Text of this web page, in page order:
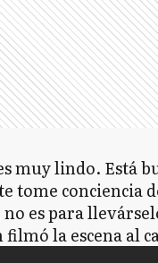
muy lindo. Está
tome conciencia
es para
la escena al